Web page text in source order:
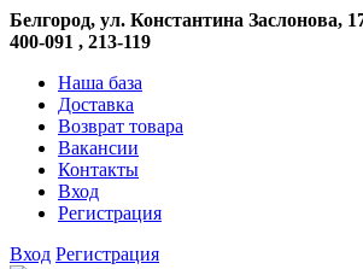
Белгород, ул. Константина Заслонова,
400-091 , 213-119
Наша база
Доставка
Возврат товара
Вакансии
Контакты
Вход
Регистрация
Вход Регистрация